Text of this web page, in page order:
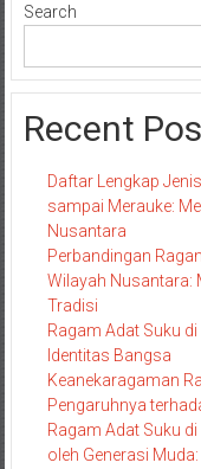
Search
Recent
Daftar Lengkap
sampai Merauke:
Nusantara
Perbandingan
Wilayah Nusantara:
Tradisi
Ragam Adat Suku
Identitas Bangsa
Keanekaragaman
Pengaruhnya
Ragam Adat Suku
oleh Generasi